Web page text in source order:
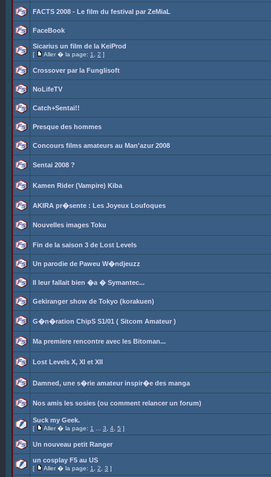
FACTS 2008 - Le film du festival par ZeMiaL
FaceBook
Sicarius un film de la KeiProd
[ Aller � la page: 1 2 ]
Crossover par la Funglisoft
NoLifeTV
Catch+Sentai!!
Presque des hommes
Concours films amateurs au Man'azur 2008
Sentai 2008 ?
Kamen Rider (Vampire) Kiba
AKIRA pr�sente : Les Joyeux Loufoques
Nouvelles images Toku
Fin de la saison 3 de Lost Levels
Un parodie de Paweu W�ndjeuzz
Il leur fallait bien �a � Symantec...
Gekiranger show de Tokyo (korakuen)
G�n�ration ChipS S1/01 ( Sitcom Amateur )
Ma premiere rencontre avec les Bitoman...
Lost Levels X, XI et XII
Damned, une s�rie amateur inspir�e des manga
Nos amis les sosies (ou comment relancer un forum)
Suck my Geek.
[ Aller � la page: 1 3 4 5 ]
Un nouveau petit Ranger
un cosplay F5 au US
[ Aller � la page: 1 2 3 ]